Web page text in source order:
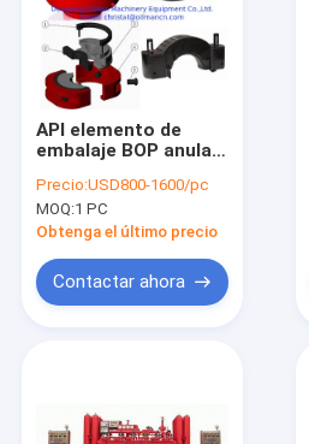
API elemento de
embalaje BOP anular
BOP Ram Sellos
superiores Sellos
frontales Sellos de
Precio:USD800-1600/pc
MOQ:1 PC
Obtenga el último precio
Contactar ahora